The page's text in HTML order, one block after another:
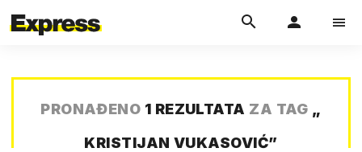
PRONAĐENO 1 REZULTATA ZA TAG „
KRISTIJAN VUKASOVIĆ”